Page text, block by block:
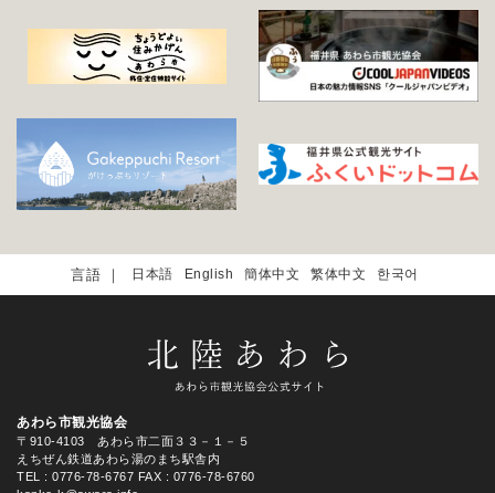
日本語 English 簡体中文 繁体中文 한국어
あわら市観光協会
〒910-4103 あわら市二面３３－１－５
えちぜん鉄道あわら湯のまち駅舎内
TEL
: 0776-78-6767 FAX : 0776-78-6760